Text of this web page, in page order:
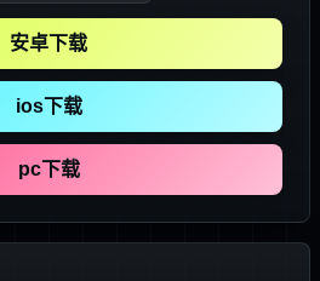
安卓下载
ios下载
pc下载